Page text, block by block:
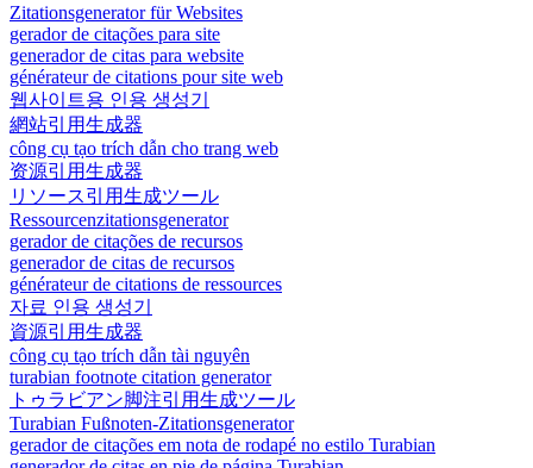
Zitationsgenerator für Websites
gerador de citações para site
generador de citas para website
générateur de citations pour site web
웹사이트용 인용 생성기
網站引用生成器
công cụ tạo trích dẫn cho trang web
资源引用生成器
リソース引用生成ツール
Ressourcenzitationsgenerator
gerador de citações de recursos
generador de citas de recursos
générateur de citations de ressources
자료 인용 생성기
資源引用生成器
công cụ tạo trích dẫn tài nguyên
turabian footnote citation generator
トゥラビアン脚注引用生成ツール
Turabian Fußnoten-Zitationsgenerator
gerador de citações em nota de rodapé no estilo Turabian